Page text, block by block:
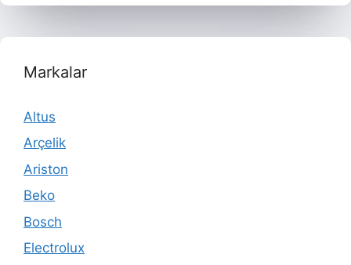
Markalar
Altus
Arçelik
Ariston
Beko
Bosch
Electrolux